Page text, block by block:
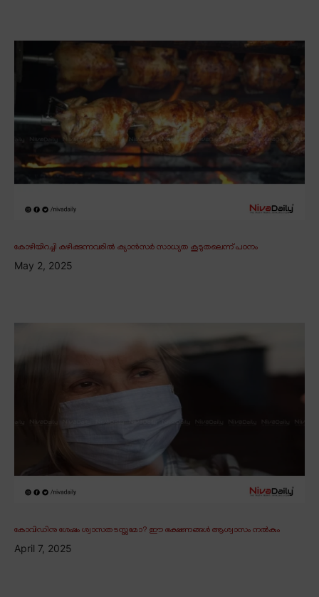
കോഴിയിറച്ചി കഴിക്കുന്നവരിൽ ക്യാൻസർ സാധ്യത കൂടുതലെന്ന് പഠനം
May 2, 2025
കോവിഡിനു ശേഷം ശ്വാസതടസ്സമോ? ഈ ഭക്ഷണങ്ങൾ ആശ്വാസം നൽകും
April 7, 2025